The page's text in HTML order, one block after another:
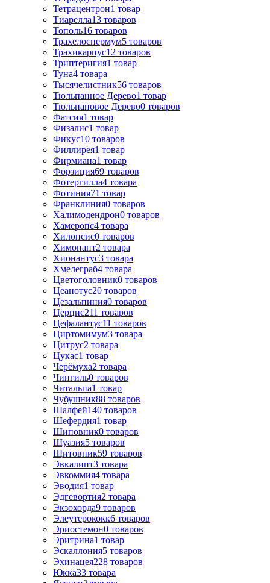
Тетрацентрон1 товар
Тиарелла13 товаров
Тополь16 товаров
Трахелоспермум5 товаров
Трахикарпус12 товаров
Триптеригия1 товар
Туна4 товара
Тысячелистник56 товаров
Тюльпанное Дерево1 товар
Тюльпановое Дерево0 товаров
Фатсия1 товар
Физалис1 товар
Фикус10 товаров
Филлирея1 товар
Фирмиана1 товар
Форзиция69 товаров
Фотергилла4 товара
Фотиния71 товар
Франклиния0 товаров
Халимодендрон0 товаров
Хамеропс4 товара
Хилопсис0 товаров
Химонант2 товара
Хионантус3 товара
Хмелеграб4 товара
Цветоголовник0 товаров
Цеанотус20 товаров
Цезальпиния0 товаров
Церцис211 товаров
Цефалантус11 товаров
Циртомимум3 товара
Цитрус2 товара
Цукас1 товар
Черёмуха2 товара
Чингиль0 товаров
Читальпа1 товар
Чубушник88 товаров
Шалфей140 товаров
Шефердия1 товар
Шиповник0 товаров
Шуазия5 товаров
Щитовник59 товаров
Эвкалипт3 товара
Эвкоммия4 товара
Эводия1 товар
Эдгевортия2 товара
Экзохорда9 товаров
Элеутерококк6 товаров
Эриостемон0 товаров
Эритрина1 товар
Эскаллония5 товаров
Эхинацея228 товаров
Юкка33 товара